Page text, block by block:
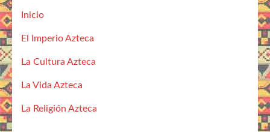
Inicio
El Imperio Azteca
La Cultura Azteca
La Vida Azteca
La Religión Azteca